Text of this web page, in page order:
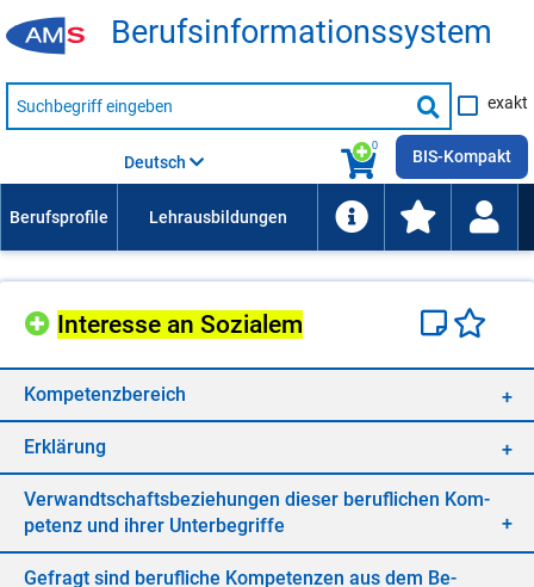
Be­rufs­in­for­ma­ti­ons­sys­tem
Suche
nach
Suche
starten
exakt
0
Deutsch BIS-Kompakt
In­ter­es­se an So­zia­lem
Kom­pe­tenz­be­reich
Er­klä­rung
Ver­wandt­schafts­be­zie­hun­gen die­ser be­ruf­li­chen Kom­
pe­tenz und ih­rer Un­ter­be­grif­fe
Ge­fragt sind be­ruf­li­che Kom­pe­ten­zen aus dem Be­